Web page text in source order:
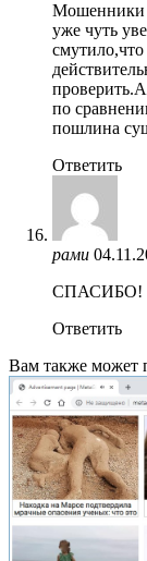
Мошенники
уже чуть
по
пошлина
Ответить
рами
СПАСИБО!
Ответить
Вам также может